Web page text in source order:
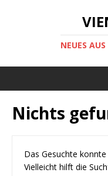
NEUES
Nichts
Das Gesuchte
Vielleicht hilft die